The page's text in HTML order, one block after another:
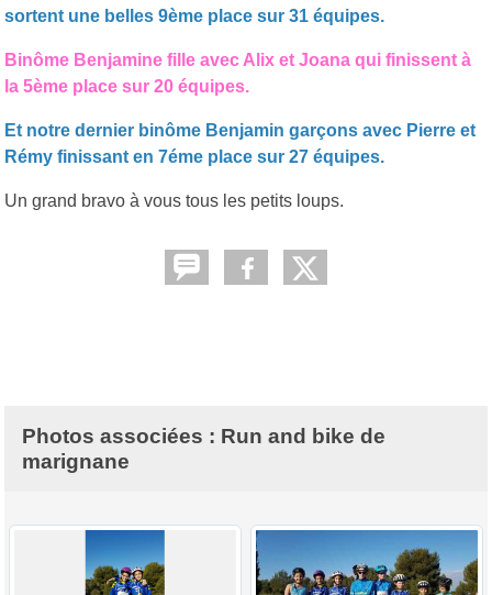
sortent une belles 9ème place sur 31 équipes.
Binôme Benjamine fille avec Alix et Joana qui finissent à
la 5ème place sur 20 équipes.
Et notre dernier binôme Benjamin garçons avec Pierre et
Rémy finissant en 7éme place sur 27 équipes.
Un grand bravo à vous tous les petits loups.
Photos associées : Run and bike de
marignane